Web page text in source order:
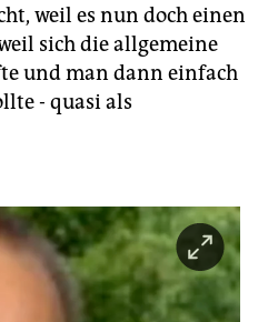
weil es nun doch einen
sich die allgemeine
und man dann einfach
- quasi als